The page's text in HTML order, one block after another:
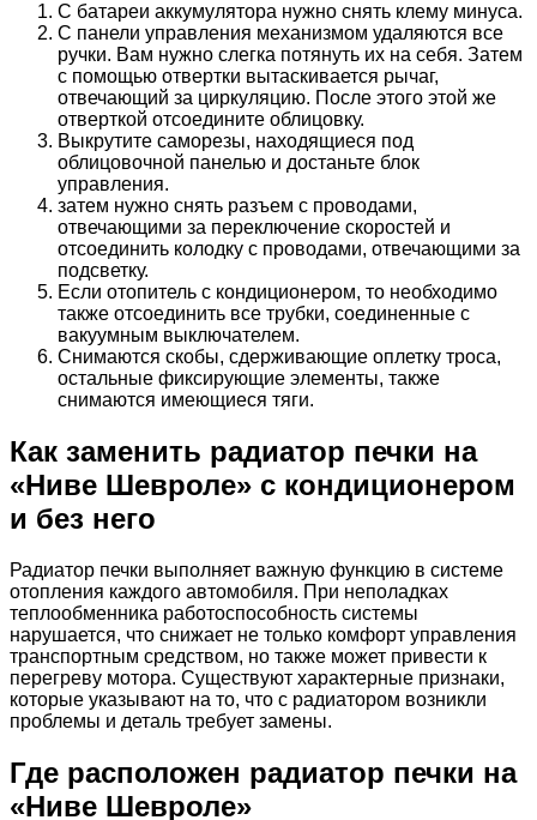
С батареи аккумулятора нужно снять клему минуса.
С панели управления механизмом удаляются все
ручки. Вам нужно слегка потянуть их на себя. Затем
с помощью отвертки вытаскивается рычаг,
отвечающий за циркуляцию. После этого этой же
отверткой отсоедините облицовку.
Выкрутите саморезы, находящиеся под
облицовочной панелью и достаньте блок
управления.
затем нужно снять разъем с проводами,
отвечающими за переключение скоростей и
отсоединить колодку с проводами, отвечающими за
подсветку.
Если отопитель с кондиционером, то необходимо
также отсоединить все трубки, соединенные с
вакуумным выключателем.
Снимаются скобы, сдерживающие оплетку троса,
остальные фиксирующие элементы, также
снимаются имеющиеся тяги.
Как заменить радиатор печки на
«Ниве Шевроле» с кондиционером
и без него
Радиатор печки выполняет важную функцию в системе
отопления каждого автомобиля. При неполадках
теплообменника работоспособность системы
нарушается, что снижает не только комфорт управления
транспортным средством, но также может привести к
перегреву мотора. Существуют характерные признаки,
которые указывают на то, что с радиатором возникли
проблемы и деталь требует замены.
Где расположен радиатор печки на
«Ниве Шевроле»